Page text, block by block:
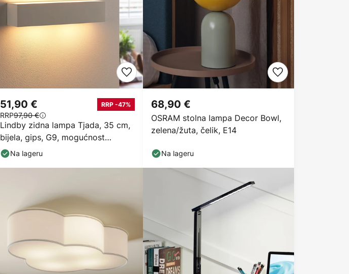
Lindby zidna lampa Tjada, 35 cm,
bijela, gips, G9, mogućnost
bojanja
51,90 € RRP -47%
RRP97,90 €
Na lageru
OSRAM stolna lampa Decor Bowl,
zelena/žuta, čelik, E14
68,90 €
Na lageru